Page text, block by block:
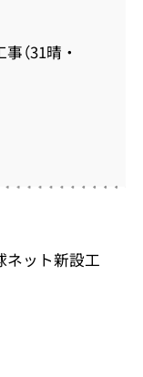
（31晴・
ネット新設工